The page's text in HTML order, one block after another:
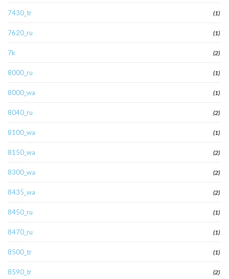
7430_tr (1)
7620_ru (1)
7k (2)
8000_ru (1)
8000_wa (1)
8040_ru (2)
8100_wa (1)
8150_wa (2)
8300_wa (2)
8435_wa (2)
8450_ru (1)
8470_ru (1)
8500_tr (1)
8590_tr (2)